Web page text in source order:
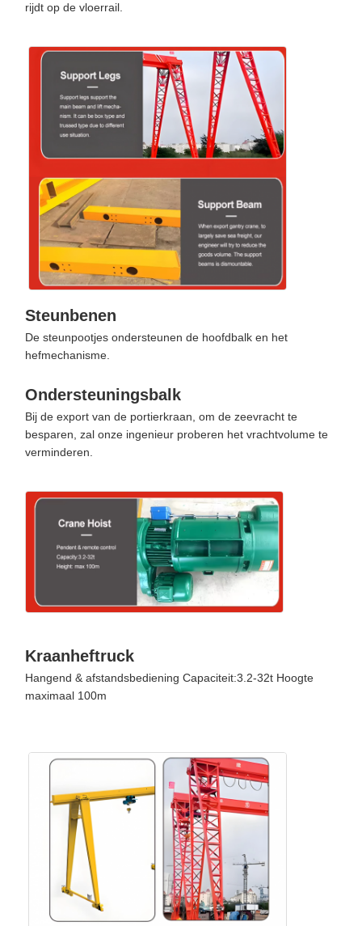
rijdt op de vloerrail.
Steunbenen
De steunpootjes ondersteunen de hoofdbalk en het
hefmechanisme.
Ondersteuningsbalk
Bij de export van de portierkraan, om de zeevracht te
besparen, zal onze ingenieur proberen het vrachtvolume te
verminderen.
Kraanheftruck
Hangend & afstandsbediening Capaciteit:3.2-32t Hoogte
maximaal 100m